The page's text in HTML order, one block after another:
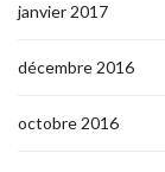
janvier 2017
décembre 2016
octobre 2016